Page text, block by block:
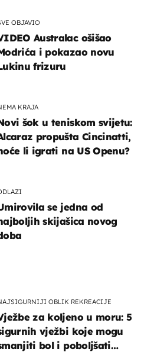
OBLIK REKREACIJE
za koljeno u moru: 5
vježbi koje mogu
bol i poboljšati
OBJAVIO
Australac ošišao
i pokazao novu
frizuru
KRAJA
šok u teniskom svijetu:
propušta Cincinatti,
li igrati na US Openu?
se jedna od
skijašica novog